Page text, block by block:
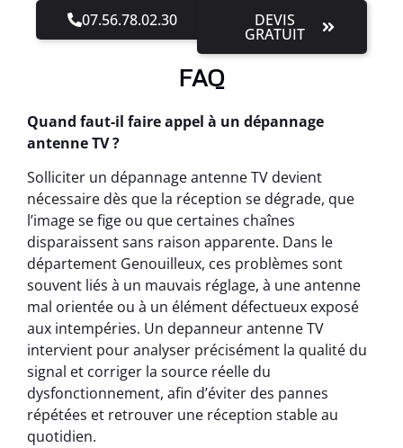
07.56.78.02.30 DEVIS
GRATUIT
FAQ
Quand faut-il faire appel à un dépannage
antenne TV ?
Solliciter un dépannage antenne TV devient
nécessaire dès que la réception se dégrade, que
l’image se fige ou que certaines chaînes
disparaissent sans raison apparente. Dans le
département Genouilleux, ces problèmes sont
souvent liés à un mauvais réglage, à une antenne
mal orientée ou à un élément défectueux exposé
aux intempéries. Un depanneur antenne TV
intervient pour analyser précisément la qualité du
signal et corriger la source réelle du
dysfonctionnement, afin d’éviter des pannes
répétées et retrouver une réception stable au
quotidien.